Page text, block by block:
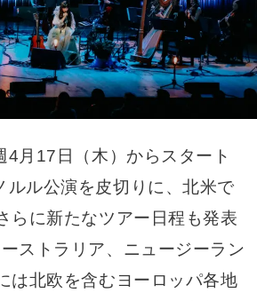
4月17日（木）からスタート
ルル公演を皮切りに、北米で
らに新たなツアー日程も発表
ストラリア、ニュージーラン
は北欧を含むヨーロッパ各地